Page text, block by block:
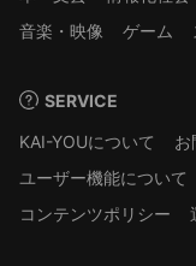
音楽・映像
ゲーム
SERVICE
KAI-YOUについて
お
ユーザー機能について
コンテンツポリシー